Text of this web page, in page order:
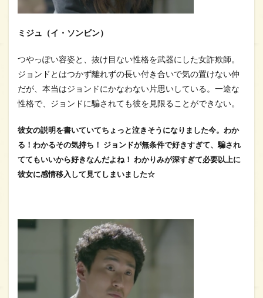
ミジュ（イ・ソンビン）
つやっぽい容姿と、抜け目ない性格を武器にした女詐欺師。
ジョンドとはつかず離れずの長い付き合いで気の置けない仲
だが、本当はジョンドにかなわない片思いしている。一途な
性格で、ジョンドに騙されても彼を見限ることができない。
彼女の説明を書いていてちょっと泣きそうになりました今。わか
る！わかるその気持ち！ ジョンドが無条件で好きすぎて、騙され
ててもいいから好きなんだよね！ わかりみが深すぎて必要以上に
彼女に感情移入して見てしまいました☆